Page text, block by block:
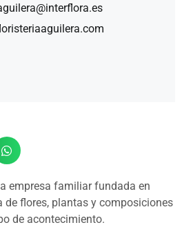
empresa familiar fundada en
de flores, plantas y composiciones
de acontecimiento.